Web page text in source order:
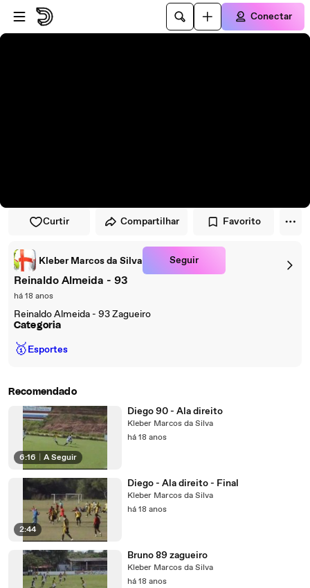
Pular para o player
Ir para o conteúdo principal
Conectar
Curtir Compartilhar Favorito
Kleber Marcos da Silva Seguir
Reinaldo Almeida - 93
há 18 anos
Reinaldo Almeida - 93 Zagueiro
Categoria
🥇Esportes
Recomendado
6:16 A Seguir
Diego 90 - Ala direito
Kleber Marcos da Silva
há 18 anos
2:44
Diego - Ala direito - Final
Kleber Marcos da Silva
há 18 anos
Bruno 89 zagueiro
Kleber Marcos da Silva
há 18 anos